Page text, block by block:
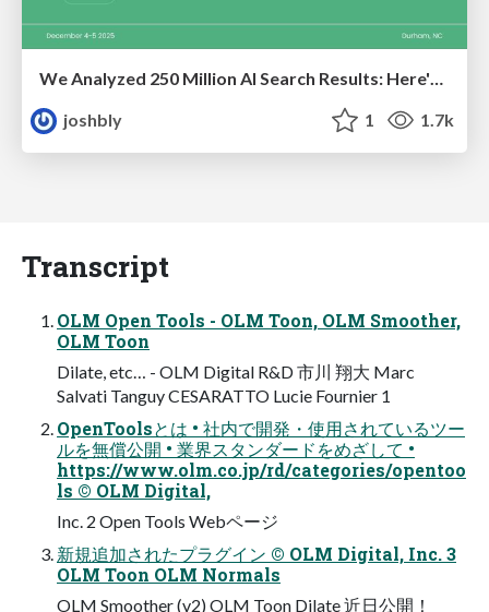
joshbly
1 1.7k
Transcript
OLM Open Tools - OLM Toon, OLM Smoother,
OLM Toon
Dilate, etc… - OLM Digital R&D 市川 翔大 Marc
Salvati Tanguy CESARATTO Lucie Fournier 1
OpenToolsとは • 社内で開発・使用されているツー
ルを無償公開 • 業界スタンダードをめざして •
https://www.olm.co.jp/rd/categories/opentoo
ls © OLM Digital,
Inc. 2 Open Tools Webページ
新規追加されたプラグイン © OLM Digital, Inc. 3
OLM Toon OLM Normals
OLM Smoother (v2) OLM Toon Dilate 近日公開！